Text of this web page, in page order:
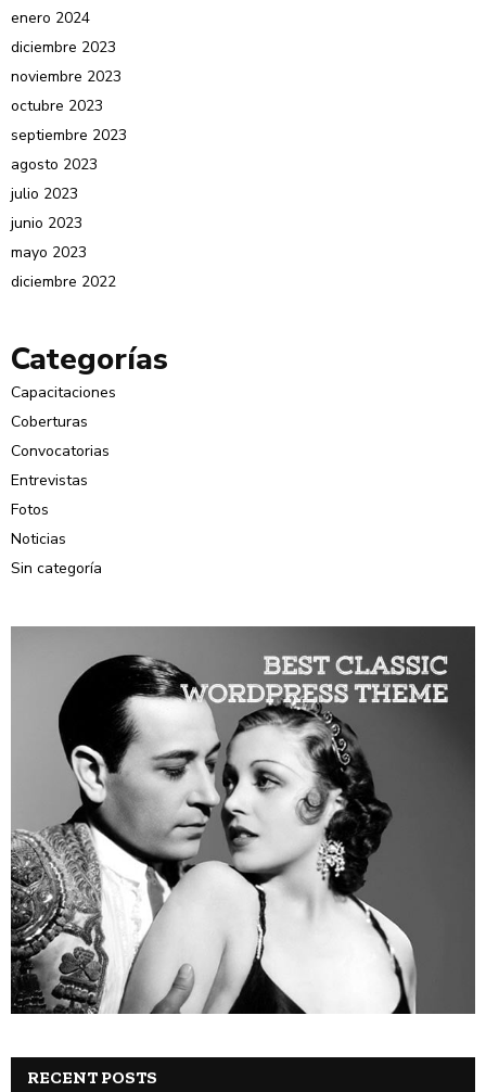
enero 2024
diciembre 2023
noviembre 2023
octubre 2023
septiembre 2023
agosto 2023
julio 2023
junio 2023
mayo 2023
diciembre 2022
Categorías
Capacitaciones
Coberturas
Convocatorias
Entrevistas
Fotos
Noticias
Sin categoría
RECENT POSTS